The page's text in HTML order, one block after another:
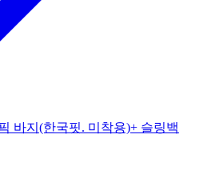
바지(한국핏. 미착용)+ 슬링백